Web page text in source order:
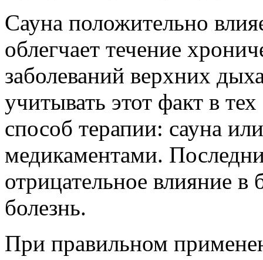
Сауна положительно
облегчает течение
заболеваний верхних
учитывать этот факт в
способ терапии: сауна
медикаментами.
отрицательное влияние
болезнь.
При правильном